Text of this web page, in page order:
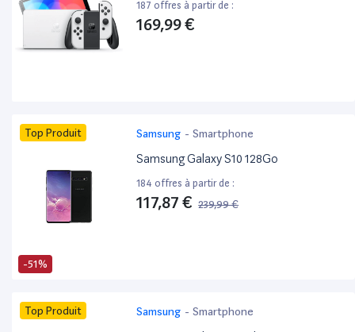
187 offres à partir de :
169,99 €
-51%
Top Produit Samsung - Smartphone
Samsung Galaxy S10 128Go
184 offres à partir de :
117,87 € 239,99 €
Top Produit Samsung - Smartphone